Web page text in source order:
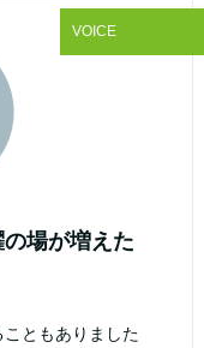
場が増えた
ともありました
VOICE